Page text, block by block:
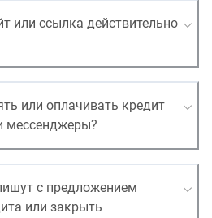
или ссылка действительно
или оплачивать кредит
мессенджеры?
с предложением
или закрыть